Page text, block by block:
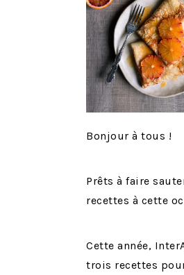
Bonjour à tous !
Prêts à faire
recettes à cette
Cette année,
trois recettes